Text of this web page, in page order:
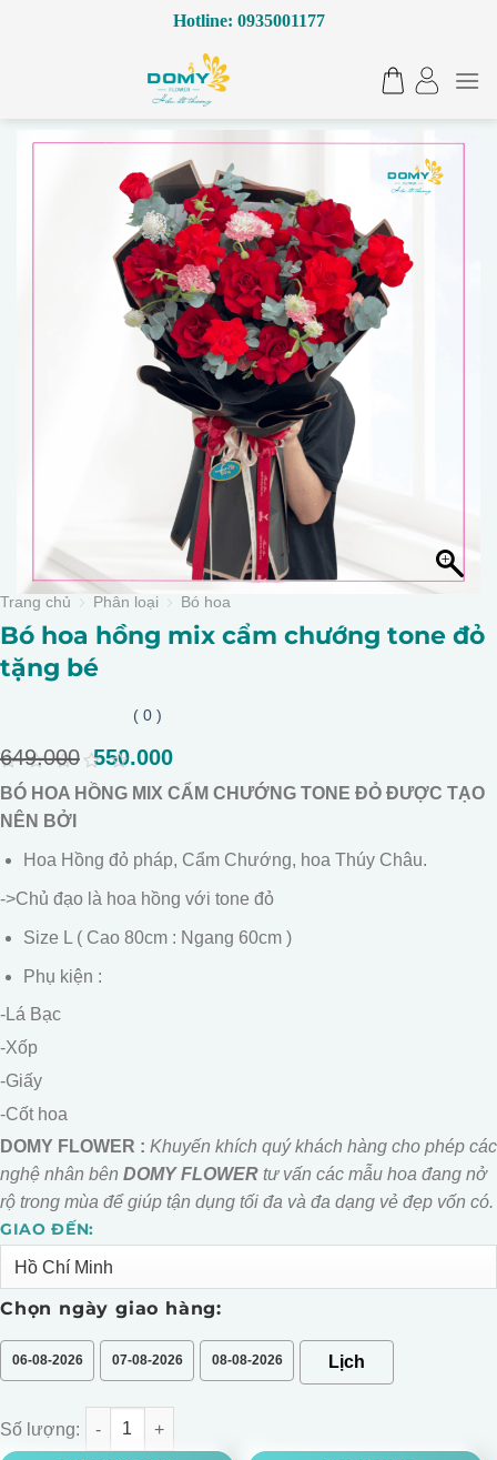
Hotline: 0935001177
Trang chủ Phân loại Bó hoa
Bó hoa hồng mix cẩm chướng tone đỏ
tặng bé
0
out
of
( 0 )
649.000 Giá
gốc
là:
550.000
hiện
tại
550.000.
BÓ HOA HỒNG MIX CẨM CHƯỚNG TONE ĐỎ ĐƯỢC TẠO
NÊN BỞI
Hoa Hồng đỏ pháp, Cẩm Chướng, hoa Thúy Châu.
->Chủ đạo là hoa hồng với tone đỏ
Size L ( Cao 80cm : Ngang 60cm )
Phụ kiện :
-Lá Bạc
-Xốp
-Giấy
-Cốt hoa
DOMY FLOWER : Khuyến khích quý khách hàng cho phép các
nghệ nhân bên DOMY FLOWER tư vấn các mẫu hoa đang nở
rộ trong mùa để giúp tận dụng tối đa và đa dạng vẻ đẹp vốn có.
GIAO ĐẾN:
Chọn ngày giao hàng:
06-08-2026 07-08-2026 08-08-2026
Bó hoa hồng mix cẩm chướng tone đỏ tặng bé số lượng
Alternative: